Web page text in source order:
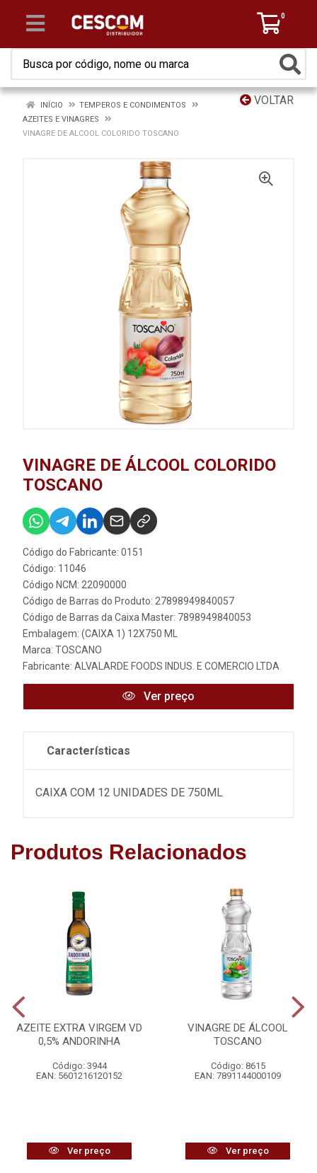
0
VOLTAR
INÍCIO
TEMPEROS E CONDIMENTOS
AZEITES E VINAGRES
VINAGRE DE ALCOOL COLORIDO TOSCANO
VINAGRE DE ÁLCOOL COLORIDO
TOSCANO
Código do Fabricante: 0151
Código: 11046
Código NCM: 22090000
Código de Barras do Produto: 27898949840057
Código de Barras da Caixa Master: 7898949840053
Embalagem: (CAIXA 1) 12X750 ML
Marca: TOSCANO
Fabricante: ALVALARDE FOODS INDUS. E COMERCIO LTDA
Ver preço
Características
CAIXA COM 12 UNIDADES DE 750ML
Produtos Relacionados
AZEITE EXTRA VIRGEM VD
0,5% ANDORINHA
Código: 3944
EAN: 5601216120152
Ver preço
VINAGRE DE ÁLCOOL
TOSCANO
Código: 8615
EAN: 7891144000109
Ver preço